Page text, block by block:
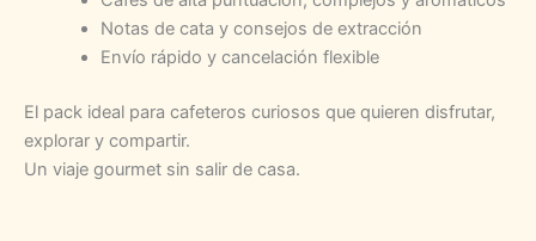
Notas de cata y consejos de extracción
Envío rápido y cancelación flexible
El pack ideal para cafeteros curiosos que quieren disfrutar,
explorar y compartir.
Un viaje gourmet sin salir de casa.